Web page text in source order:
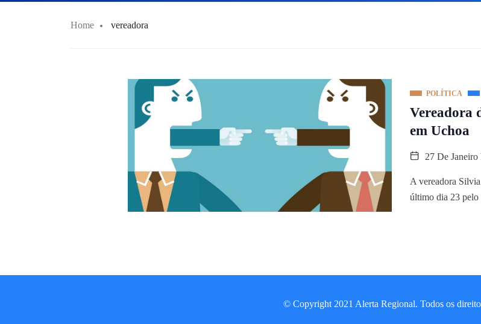
Home vereadora
POLÍTICA
Vereadora
em Uchoa
27 De Janeiro
A vereadora
último dia 23 pelo
© Copyright 2021 Alerta Regional. Todos os